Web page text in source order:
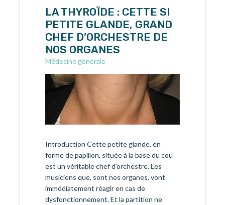
LA THYROÏDE : CETTE SI
PETITE GLANDE, GRAND
CHEF D’ORCHESTRE DE
NOS ORGANES
Médecine générale
Introduction Cette petite glande, en
forme de papillon, située à la base du cou
est un véritable chef d’orchestre. Les
musiciens que, sont nos organes, vont
immédiatement réagir en cas de
dysfonctionnement. Et la partition ne